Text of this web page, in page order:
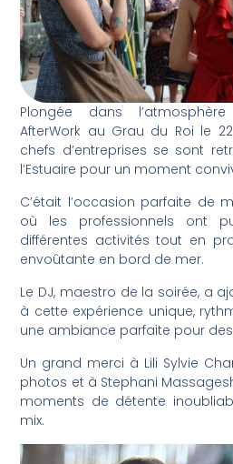
Plongée dans
AfterWork au Grau du Roi le
chefs d’entreprises se sont
l’Estuaire pour un moment
C’était l’occasion parfaite de
où les professionnels ont
différentes activités tout en
envoûtante en bord de mer.
Le DJ, maestro de la soirée, a
à cette expérience unique,
une ambiance parfaite pour
Un grand merci à Lili Sylvie
photos et à Stephani
moments de détente
mix.